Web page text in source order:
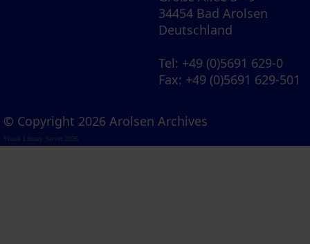
34454 Bad Arolsen
Deutschland
Tel: +49 (0)5691 629-0
Fax: +49 (0)5691 629-501
© Copyright 2026 Arolsen Archives
Visual Library Server 2026